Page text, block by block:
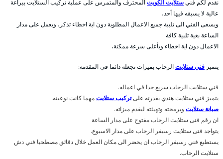
نقدم لكم فنيستلايت الكويتالمحترف والمتمرس على عملية تركيب الستلايت ببراعة
عالية لا يسبقه فيها أحد،
ويسعى الفني الى تلبية جميع الاعمال المطلوبة دون اية اخطاء تذكر، ويعمل على مدار
الساعة بغية تلبية كافة
الاعمال دون اية اخطاء وبأعلى سرعة ممكنة،
يتميز فني ستلايتالرحاب بميزات تجعله دائما في المقدمة:
فني ستلايت الرحاب سريع جدا في اعماله.
يتميز فني ستلايت هندي بقدرته علىتركيب ستلايتمهما كانت نوعيته.
صيانة ستلايت وبرمجته وتهيئته ليقدم ميزاته.
ان رقم فنى ستلايت الرحاب مفتوح على مدار الساعة
يتواجد فتى ستلايت رسيفر الرحاب على مدار الاسبوع.
يستطيع فني رسيفر الرحاب ان يحضر الى مكان العمل خلال دقائق مصطحبا فني دش
ستلايت الرحاب.